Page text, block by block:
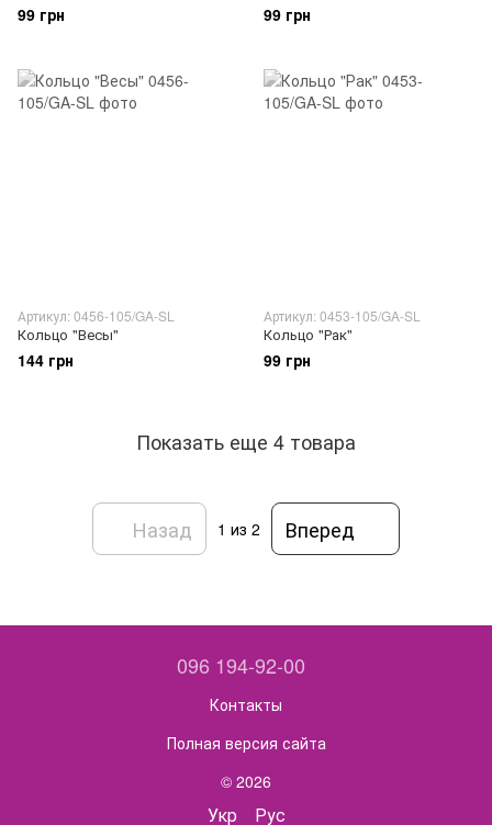
99 грн 99 грн
Артикул: 0456-105/GA-SL
Кольцо "Весы"
144 грн
Артикул: 0453-105/GA-SL
Кольцо "Рак"
99 грн
Показать еще 4 товара
Назад 1 из 2 Вперед
096 194-92-00
Контакты
Полная версия сайта
© 2026
Укр Рус